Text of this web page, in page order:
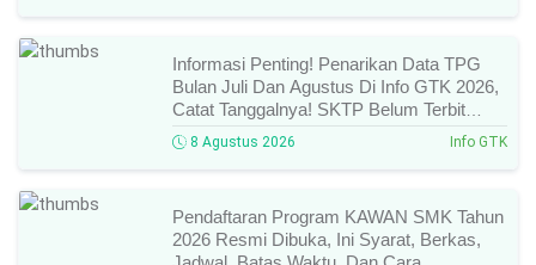
Informasi Penting! Penarikan Data TPG
Bulan Juli Dan Agustus Di Info GTK 2026,
Catat Tanggalnya! SKTP Belum Terbit
Januari–Juni, Ini Prosesnya!
8 Agustus 2026 Info GTK
Pendaftaran Program KAWAN SMK Tahun
2026 Resmi Dibuka, Ini Syarat, Berkas,